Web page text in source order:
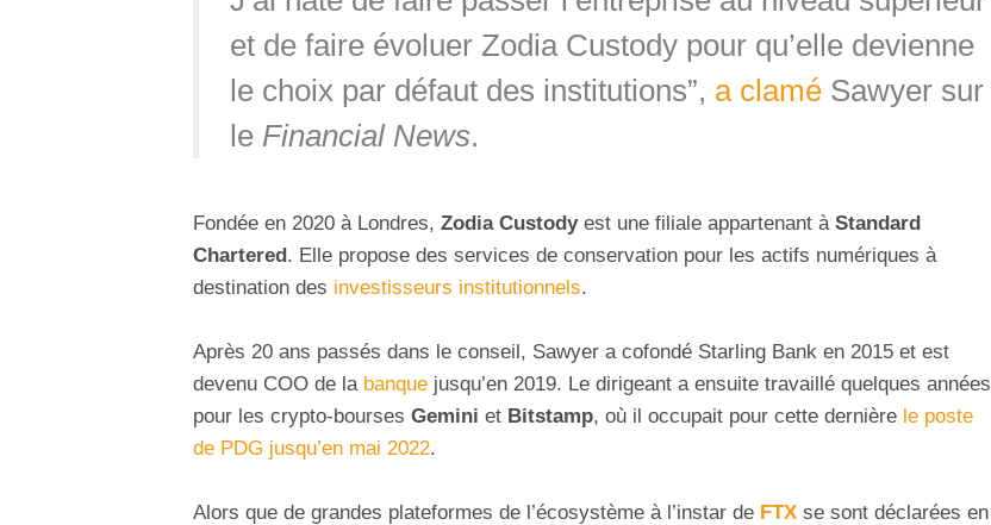
et de faire évoluer Zodia Custody pour qu’elle devienne
le choix par défaut des institutions”, a claméSawyer sur
le Financial News.
Fondée en 2020 à Londres, Zodia Custodyest une filiale appartenant à Standard
Chartered. Elle propose des services de conservation pour les actifs numériques à
destination des investisseurs institutionnels.
Après 20 ans passés dans le conseil, Sawyer a cofondé Starling Bank en 2015 et est
devenu COO de la banque jusqu’en 2019. Le dirigeant a ensuite travaillé quelques années
pour les crypto-bourses Gemini et Bitstamp, où il occupait pour cette dernière le poste
de PDG jusqu’en mai 2022.
Alors que de grandes plateformes de l’écosystème à l’instar de FTX se sont déclarées en